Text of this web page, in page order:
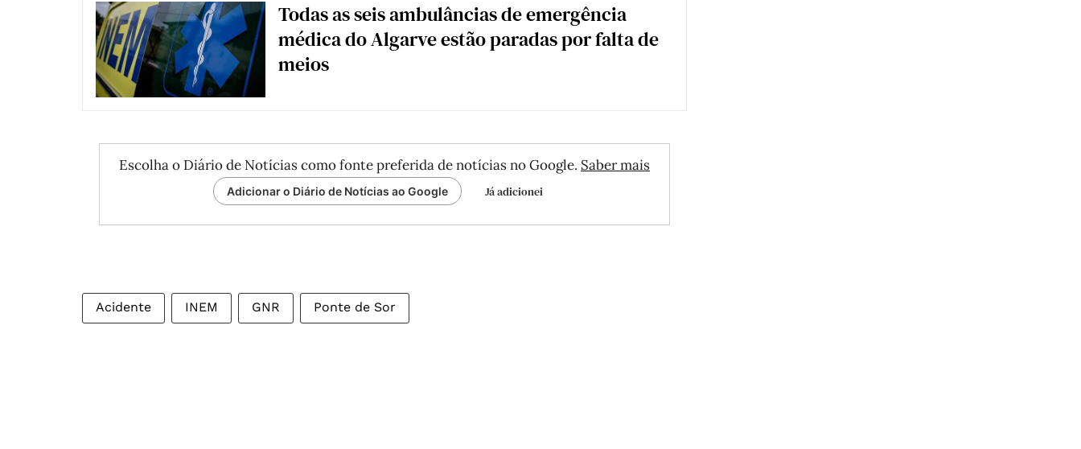
Todas as seis ambulâncias de emergência
médica do Algarve estão paradas por falta de
meios
Escolha o Diário de Notícias como fonte preferida de notícias no Google. Saber mais
Adicionar o Diário de Notícias ao Google Já adicionei
Acidente INEM GNR Ponte de Sor